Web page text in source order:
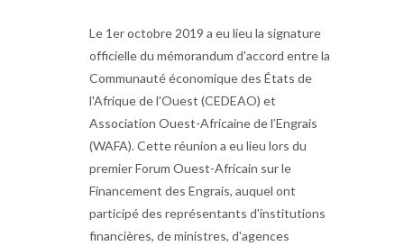
Le 1er octobre 2019 a eu lieu la signature
officielle du mémorandum d'accord entre la
Communauté économique des États de
l'Afrique de l'Ouest (CEDEAO) et
Association Ouest-Africaine de l’Engrais
(WAFA). Cette réunion a eu lieu lors du
premier Forum Ouest-Africain sur le
Financement des Engrais, auquel ont
participé des représentants d'institutions
financières, de ministres, d'agences